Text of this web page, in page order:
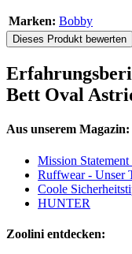
Marken: Bobby
Dieses Produkt bewerten
Bett Oval
Aus unserem Magazin:
Mission
Ruffwear - Unser
Coole
HUNTER
Zoolini entdecken: